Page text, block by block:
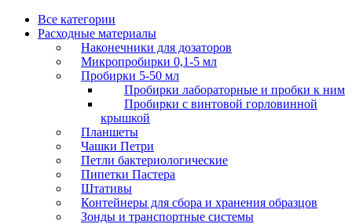
Все категории
Расходные материалы
Наконечники для дозаторов
Микропробирки 0,1-5 мл
Пробирки 5-50 мл
Пробирки лабораторные и пробки к ним
Пробирки с винтовой горловинной
крышкой
Планшеты
Чашки Петри
Петли бактериологические
Пипетки Пастера
Штативы
Контейнеры для сбора и хранения образцов
Зонды и транспортные системы